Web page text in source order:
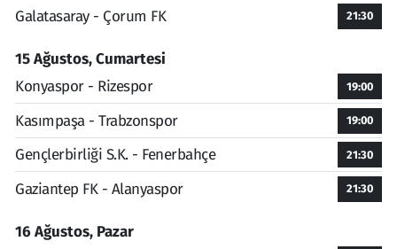
Galatasaray - Çorum FK
21:30
15 Ağustos, Cumartesi
Konyaspor - Rizespor
19:00
Kasımpaşa - Trabzonspor 19:00
Gençlerbirliği S.K. - Fenerbahçe 21:30
Gaziantep FK - Alanyaspor 21:30
16 Ağustos, Pazar